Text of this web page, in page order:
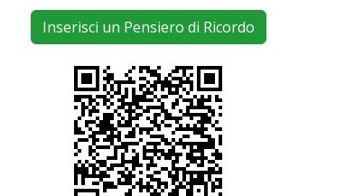
Inserisci un Pensiero di Ricordo